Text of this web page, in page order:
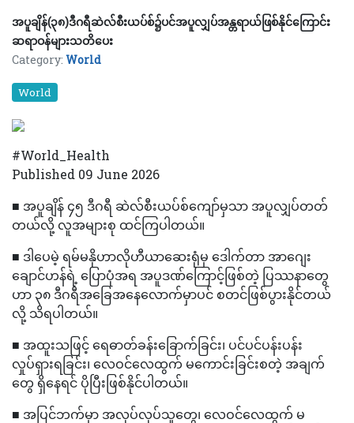
အပူချိန်(၃၈)ဒီဂရီဆဲလ်စီးယပ်စ်၌ပင်အပူလျှပ်အန္တရာယ်ဖြစ်နိုင်ကြောင်း
ဆရာဝန်များသတိပေး
Category: World
World
#World_Health
Published 09 June 2026
■ အပူချိန် ၄၅ ဒီဂရီ ဆဲလ်စီးယပ်စ်ကျော်မှသာ အပူလျှပ်တတ်
တယ်လို့ လူအများစု ထင်ကြပါတယ်။
■ ဒါပေမဲ့ ရမ်မနိုဟာလိုဟီယာဆေးရုံမှ ဒေါက်တာ အာဂျေး
ချောင်ဟန်ရဲ့ ပြောပုံအရ အပူဒဏ်ကြောင့်ဖြစ်တဲ့ ပြဿနာတွေ
ဟာ ၃၈ ဒီဂရီအခြေအနေလောက်မှာပင် စတင်ဖြစ်ပွားနိုင်တယ်
လို့ သိရပါတယ်။
■ အထူးသဖြင့် ရေဓာတ်ခန်းခြောက်ခြင်း၊ ပင်ပင်ပန်းပန်း
လှုပ်ရှားရခြင်း၊ လေဝင်လေထွက် မကောင်းခြင်းစတဲ့ အချက်
တွေ ရှိနေရင် ပိုပြီးဖြစ်နိုင်ပါတယ်။
■ အပြင်ဘက်မှာ အလုပ်လုပ်သူတွေ၊ လေဝင်လေထွက် မ